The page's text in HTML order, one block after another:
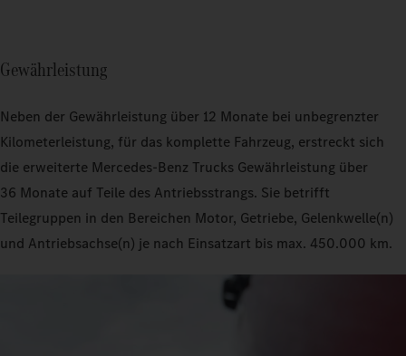
Gewährleistung
Neben der Gewährleistung über 12 Monate bei unbegrenzter
Kilometerleistung, für das komplette Fahrzeug, erstreckt sich
die erweiterte Mercedes‑Benz Trucks Gewährleistung über
36 Monate auf Teile des Antriebsstrangs. Sie betrifft
Teilegruppen in den Bereichen Motor, Getriebe, Gelenkwelle(n)
und Antriebsachse(n) je nach Einsatzart bis max. 450.000 km.